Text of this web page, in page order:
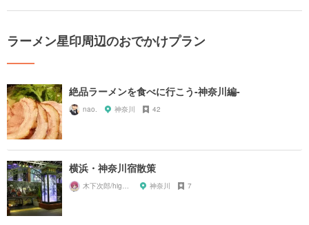
ラーメン星印周辺のおでかけプラン
絶品ラーメンを食べに行こう-神奈川編-
nao. 神奈川 42
横浜・神奈川宿散策
木下次郎/highlandrail 神奈川 7